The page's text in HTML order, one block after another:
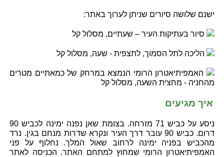
ישנם שלושה סיורים שניתן לערוך באתר:
סיור בעתיקות העיר – שעתיים, מסלול קל
הליכה לתל הסמוך, לתצפית - שעה, מסלול קל
האמפיתיאטרון הרומי הנמצא במרחק של כמאתיים מטרים
מהחניה - מחצית השעה, מסלול קל
איך מגיעים
ניסע על כביש 71 מזרחה. בצומת שאן נפנה ימינה לכביש 90
דרום. כביש 90 עובר דרך העיר ונקרא שדרות מנחם בגין. נרד
מהכביש בפניה ימינה לרחוב שאול המלך. נחלוף על פני
האמפיתיאטרון הרומי שמחוץ למתחם האתר. הכניסה לאתר